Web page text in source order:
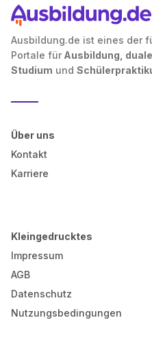
Ausbildung.de ist eines der
Portale für Ausbildung,
Studium und
Über uns
Kontakt
Karriere
Kleingedrucktes
Impressum
AGB
Datenschutz
Nutzungsbedingungen